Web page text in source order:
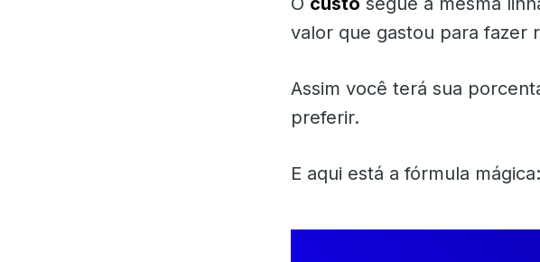
valor que gastou para fazer
Assim você terá sua
preferir.
E aqui está a fórmula mágica: